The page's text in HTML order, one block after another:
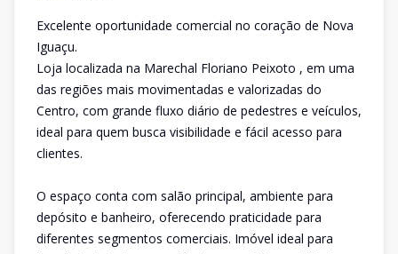
Excelente oportunidade comercial no coração de Nova
Iguaçu.
Loja localizada na Marechal Floriano Peixoto , em uma
das regiões mais movimentadas e valorizadas do
Centro, com grande fluxo diário de pedestres e veículos,
ideal para quem busca visibilidade e fácil acesso para
clientes.
O espaço conta com salão principal, ambiente para
depósito e banheiro, oferecendo praticidade para
diferentes segmentos comerciais. Imóvel ideal para